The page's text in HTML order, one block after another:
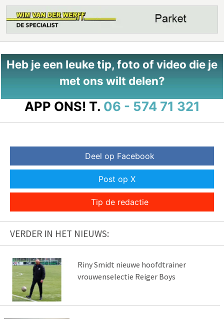
Heb je een leuke tip, foto of video die je
met ons wilt delen?
APP ONS! T. 06 - 574 71 321
Deel op Facebook
Post op X
Tip de redactie
VERDER IN HET NIEUWS:
Riny Smidt nieuwe hoofdtrainer
vrouwenselectie Reiger Boys